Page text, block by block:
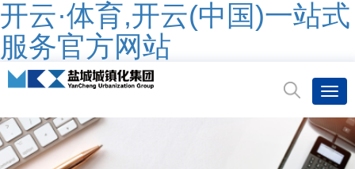
开云·体育,开云(中国)一站式
服务官方网站